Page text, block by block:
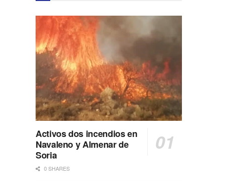
Activos dos incendios en
Navaleno y Almenar de
Soria
0 SHARES